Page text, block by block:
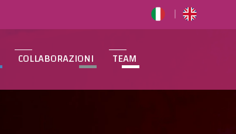
COLLABORAZIONI TEAM